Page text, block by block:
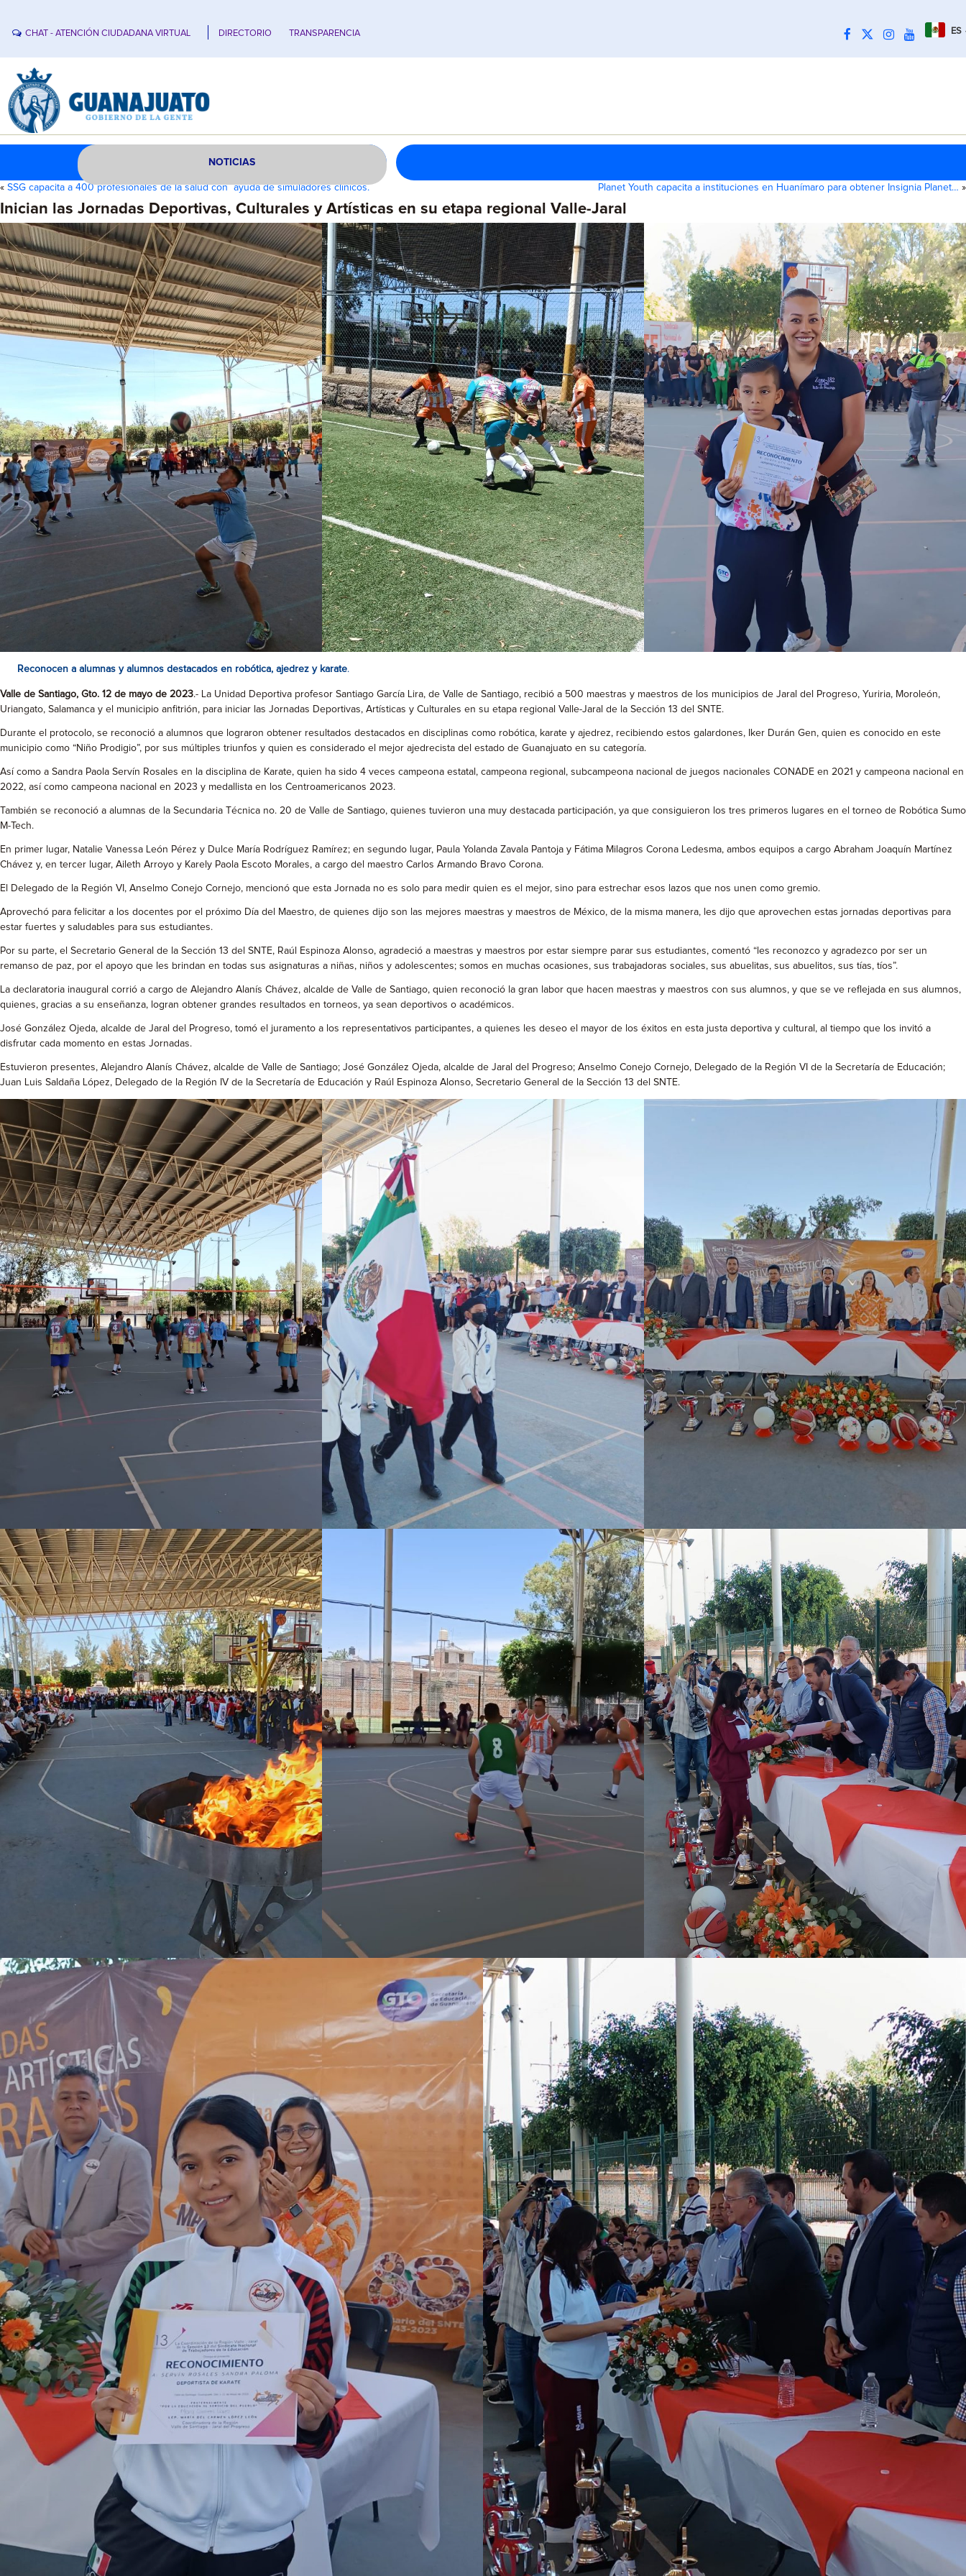
CHAT - ATENCIÓN CIUDADANA VIRTUAL DIRECTORIO TRANSPARENCIA ES
NOTICIAS
« SSG capacita a 400 profesionales de la salud con ayuda de simuladores clínicos. Planet Youth capacita a instituciones en Huanímaro para obtener Insignia Planet… »
Inician las Jornadas Deportivas, Culturales y Artísticas en su etapa regional Valle-Jaral
Reconocen a alumnas y alumnos destacados en robótica, ajedrez y karate.
Valle de Santiago, Gto. 12 de mayo de 2023.- La Unidad Deportiva profesor Santiago García Lira, de Valle de Santiago, recibió a 500 maestras y maestros de los municipios de Jaral del Progreso, Yuriria, Moroleón,
Uriangato, Salamanca y el municipio anfitrión, para iniciar las Jornadas Deportivas, Artísticas y Culturales en su etapa regional Valle-Jaral de la Sección 13 del SNTE.
Durante el protocolo, se reconoció a alumnos que lograron obtener resultados destacados en disciplinas como robótica, karate y ajedrez, recibiendo estos galardones, Iker Durán Gen, quien es conocido en este
municipio como “Niño Prodigio”, por sus múltiples triunfos y quien es considerado el mejor ajedrecista del estado de Guanajuato en su categoría.
Así como a Sandra Paola Servín Rosales en la disciplina de Karate, quien ha sido 4 veces campeona estatal, campeona regional, subcampeona nacional de juegos nacionales CONADE en 2021 y campeona nacional en
2022, así como campeona nacional en 2023 y medallista en los Centroamericanos 2023.
También se reconoció a alumnas de la Secundaria Técnica no. 20 de Valle de Santiago, quienes tuvieron una muy destacada participación, ya que consiguieron los tres primeros lugares en el torneo de Robótica Sumo
M-Tech.
En primer lugar, Natalie Vanessa León Pérez y Dulce María Rodríguez Ramírez; en segundo lugar, Paula Yolanda Zavala Pantoja y Fátima Milagros Corona Ledesma, ambos equipos a cargo Abraham Joaquín Martínez
Chávez y, en tercer lugar, Aileth Arroyo y Karely Paola Escoto Morales, a cargo del maestro Carlos Armando Bravo Corona.
El Delegado de la Región VI, Anselmo Conejo Cornejo, mencionó que esta Jornada no es solo para medir quien es el mejor, sino para estrechar esos lazos que nos unen como gremio.
Aprovechó para felicitar a los docentes por el próximo Día del Maestro, de quienes dijo son las mejores maestras y maestros de México, de la misma manera, les dijo que aprovechen estas jornadas deportivas para
estar fuertes y saludables para sus estudiantes.
Por su parte, el Secretario General de la Sección 13 del SNTE, Raúl Espinoza Alonso, agradeció a maestras y maestros por estar siempre parar sus estudiantes, comentó “les reconozco y agradezco por ser un
remanso de paz, por el apoyo que les brindan en todas sus asignaturas a niñas, niños y adolescentes; somos en muchas ocasiones, sus trabajadoras sociales, sus abuelitas, sus abuelitos, sus tías, tíos”.
La declaratoria inaugural corrió a cargo de Alejandro Alanís Chávez, alcalde de Valle de Santiago, quien reconoció la gran labor que hacen maestras y maestros con sus alumnos, y que se ve reflejada en sus alumnos,
quienes, gracias a su enseñanza, logran obtener grandes resultados en torneos, ya sean deportivos o académicos.
José González Ojeda, alcalde de Jaral del Progreso, tomó el juramento a los representativos participantes, a quienes les deseo el mayor de los éxitos en esta justa deportiva y cultural, al tiempo que los invitó a
disfrutar cada momento en estas Jornadas.
Estuvieron presentes, Alejandro Alanís Chávez, alcalde de Valle de Santiago; José González Ojeda, alcalde de Jaral del Progreso; Anselmo Conejo Cornejo, Delegado de la Región VI de la Secretaría de Educación;
Juan Luis Saldaña López, Delegado de la Región IV de la Secretaría de Educación y Raúl Espinoza Alonso, Secretario General de la Sección 13 del SNTE.